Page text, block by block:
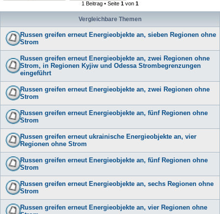
1 Beitrag • Seite 1 von 1
Vergleichbare Themen
Russen greifen erneut Energieobjekte an, sieben Regionen ohne
Strom
Russen greifen erneut Energieobjekte an, zwei Regionen ohne
Strom, in Regionen Kyjiw und Odessa Strombegrenzungen
eingeführt
Russen greifen erneut Energieobjekte an, zwei Regionen ohne
Strom
Russen greifen erneut Energieobjekte an, fünf Regionen ohne
Strom
Russen greifen erneut ukrainische Energieobjekte an, vier
Regionen ohne Strom
Russen greifen erneut Energieobjekte an, fünf Regionen ohne
Strom
Russen greifen erneut Energieobjekte an, sechs Regionen ohne
Strom
Russen greifen erneut Energieobjekte an, vier Regionen ohne